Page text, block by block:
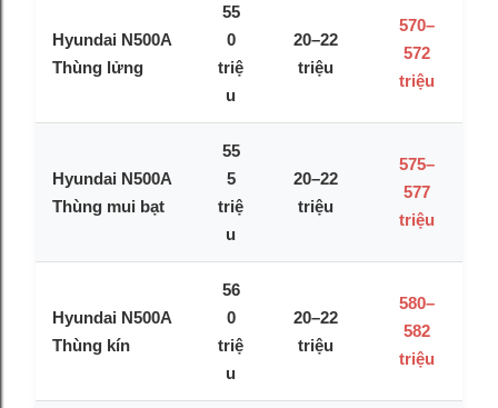
Hyundai N500A
Thùng lửng
55
0
triệ
u
20–22
triệu
570–
572
triệu
Hyundai N500A
Thùng mui bạt
55
5
triệ
u
20–22
triệu
575–
577
triệu
Hyundai N500A
Thùng kín
56
0
triệ
u
20–22
triệu
580–
582
triệu